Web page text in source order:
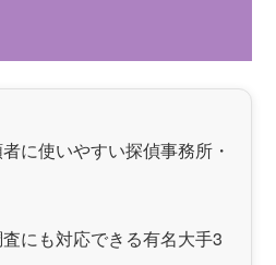
に使いやすい探偵事務所・
にも対応できる有名大手3